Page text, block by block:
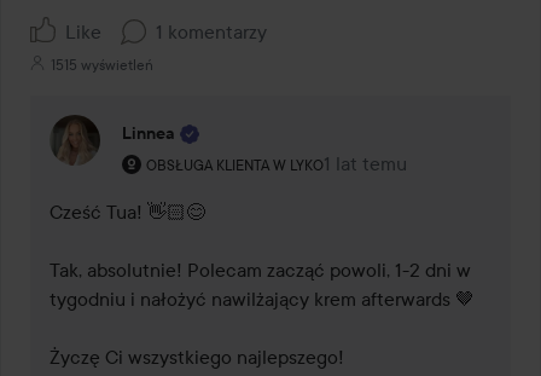
Like 1 komentarzy
1515 wyświetleń
Linnea
OBSŁUGA KLIENTA W LYKO
Rola użytkownika: Obsługa klienta w Lyko.
1 lat temu
Komentarz został
Cześć Tua! 👋🏻😊
Tak, absolutnie! Polecam zacząć powoli, 1-2 dni w
tygodniu i nałożyć nawilżający krem afterwards 🤎
Życzę Ci wszystkiego najlepszego!